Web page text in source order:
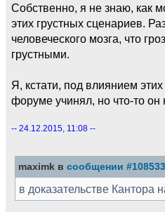
Собственно, я не знаю, как
этих грустных сценариев.
человеческого мозга, что
грустными.
Я, кстати, под влиянием
форуме учинял, но что-то он
-- 24.12.2015, 11:08 --
maximk в сообщении
в доказательстве Кантора